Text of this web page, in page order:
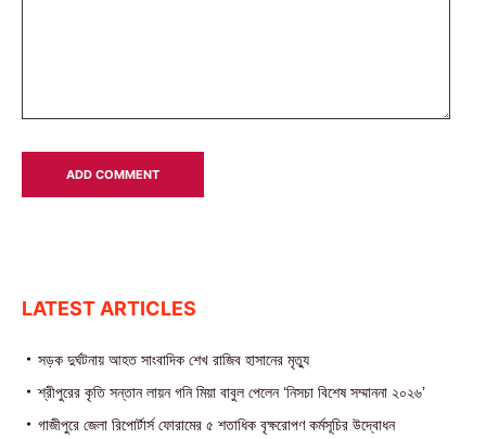
LATEST ARTICLES
সড়ক দুর্ঘটনায় আহত সাংবাদিক শেখ রাজিব হাসানের মৃত্যু
শ্রীপুরের কৃতি সন্তান লায়ন গনি মিয়া বাবুল পেলেন ‘নিসচা বিশেষ সম্মাননা ২০২৬’
গাজীপুরে জেলা রিপোর্টার্স ফোরামের ৫ শতাধিক বৃক্ষরোপণ কর্মসূচির উদ্বোধন